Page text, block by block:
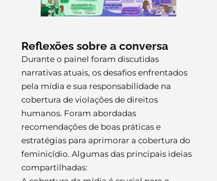
Reflexões sobre a conversa
Durante o painel foram discutidas
narrativas atuais, os desafios enfrentados
pela mídia e sua responsabilidade na
cobertura de violações de direitos
humanos. Foram abordadas
recomendações de boas práticas e
estratégias para aprimorar a cobertura do
feminicídio. Algumas das principais ideias
compartilhadas: